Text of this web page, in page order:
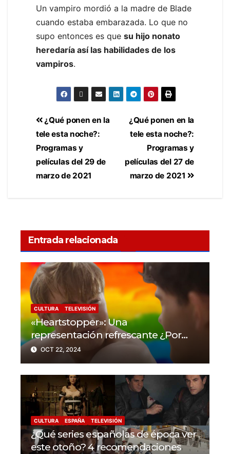
Un vampiro mordió a la madre de Blade
cuando estaba embarazada. Lo que no
supo entonces es que su hijo nonato
heredaría así las habilidades de los
vampiros.
¿Qué ponen en la
tele esta noche?:
Programas y
películas del 27 de
marzo de 2021
¿Qué ponen en la
tele esta noche?:
Programas y
películas del 29 de
marzo de 2021
Entrada relacionada
CULTURA TELEVISIÓN
«Heartstopper»: Una
representación refrescante ¿Por
qué la serie da un nuevo enfoque a
las historias LGBTIQ+?
OCT 22, 2024
CULTURA ESPAÑA TELEVISIÓN
¿Qué series españolas de época ver
este otoño? 4 recomendaciones